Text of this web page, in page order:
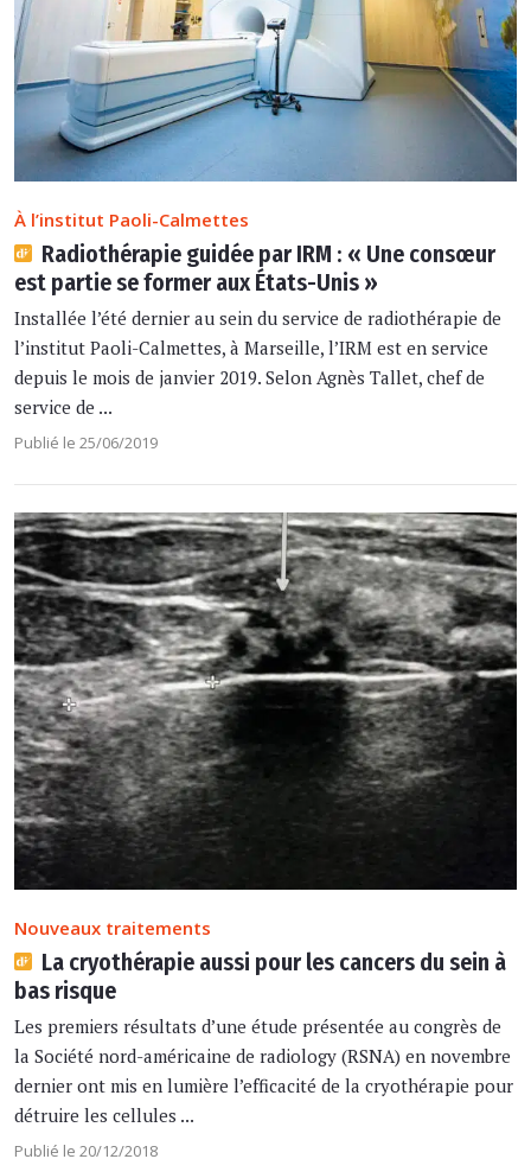
À l’institut Paoli-Calmettes
Radiothérapie guidée par IRM : « Une consœur
est partie se former aux États-Unis »
Installée l’été dernier au sein du service de radiothérapie de
l’institut Paoli-Calmettes, à Marseille, l’IRM est en service
depuis le mois de janvier 2019. Selon Agnès Tallet, chef de
service de ...
Publié le 25/06/2019
Nouveaux traitements
La cryothérapie aussi pour les cancers du sein à
bas risque
Les premiers résultats d’une étude présentée au congrès de
la Société nord-américaine de radiology (RSNA) en novembre
dernier ont mis en lumière l’efficacité de la cryothérapie pour
détruire les cellules ...
Publié le 20/12/2018